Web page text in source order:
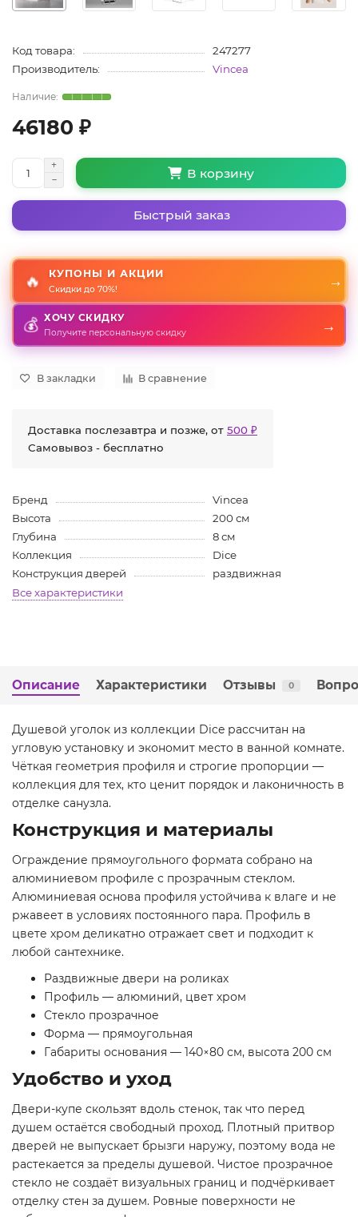
Код товара:
247277
Производитель:
Vincea
46180 ₽
В корзину
Быстрый заказ
🔥 КУПОНЫ И АКЦИИ
Скидки до 70%!
→
💰 ХОЧУ СКИДКУ
Получите персональную скидку →
В закладки В сравнение
Доставка послезавтра и позже, от 500 ₽
Самовывоз - бесплатно
Бренд
Vincea
Высота
200 см
Глубина
8 см
Коллекция
Dice
Конструкция дверей
раздвижная
Все характеристики
Описание Характеристики Отзывы 0
Душевой уголок из коллекции Dice рассчитан на
угловую установку и экономит место в ванной комнате.
Чёткая геометрия профиля и строгие пропорции —
коллекция для тех, кто ценит порядок и лаконичность в
отделке санузла.
Конструкция и материалы
Ограждение прямоугольного формата собрано на
алюминиевом профиле с прозрачным стеклом.
Алюминиевая основа профиля устойчива к влаге и не
ржавеет в условиях постоянного пара. Профиль в
цвете хром деликатно отражает свет и подходит к
любой сантехнике.
Раздвижные двери на роликах
Профиль — алюминий, цвет хром
Стекло прозрачное
Форма — прямоугольная
Габариты основания — 140×80 см, высота 200 см
Удобство и уход
Двери-купе скользят вдоль стенок, так что перед
душем остаётся свободный проход. Плотный притвор
дверей не выпускает брызги наружу, поэтому вода не
растекается за пределы душевой. Чистое прозрачное
стекло не создаёт визуальных границ и подчёркивает
отделку стен за душем. Ровные поверхности не